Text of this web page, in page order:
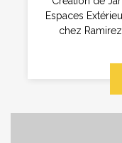
Espaces
chez